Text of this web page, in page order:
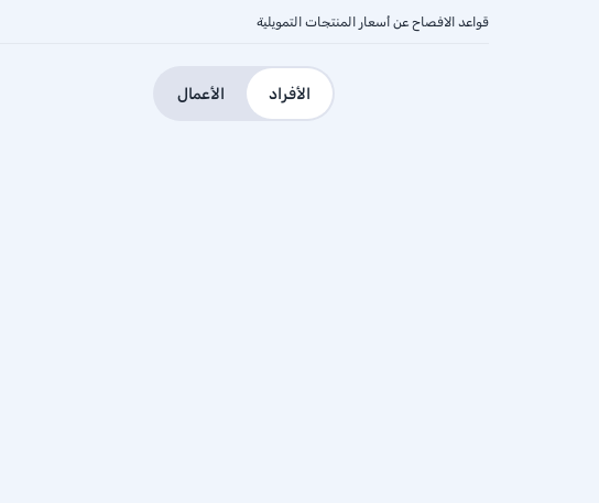
قواعد الافصاح عن أسعار المنتجات التمويلية
الأفراد الأعمال